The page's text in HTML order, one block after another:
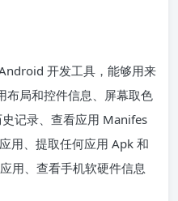
开发工具，能够用来
布局和控件信息、屏幕取色
记录、查看应用 Manifes
用、提取任何应用 Apk 和
用、查看手机软硬件信息